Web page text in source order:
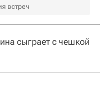
встреч
сыграет с чешкой